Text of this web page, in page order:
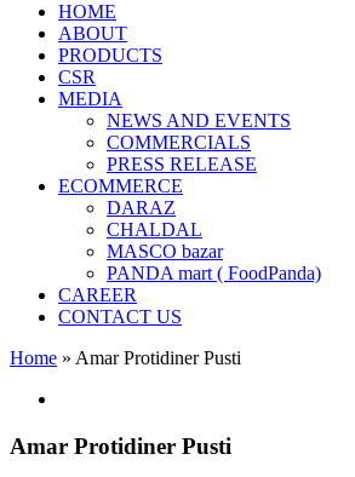
HOME
ABOUT
PRODUCTS
CSR
MEDIA
NEWS AND EVENTS
COMMERCIALS
PRESS RELEASE
ECOMMERCE
DARAZ
CHALDAL
MASCO bazar
PANDA mart ( FoodPanda)
CAREER
CONTACT US
Home » Amar Protidiner Pusti
Image
Amar Protidiner Pusti